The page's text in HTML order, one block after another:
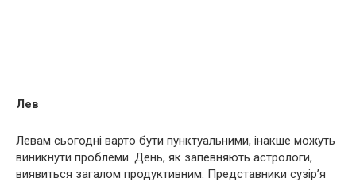
Лев
Левам сьогодні варто бути пунктуальними, інакше можуть
виникнути проблеми. День, як запевняють астрологи,
виявиться загалом продуктивним. Представники сузір’я